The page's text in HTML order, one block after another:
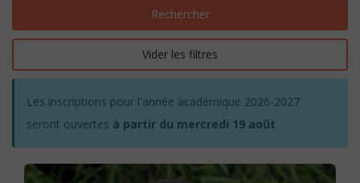
Rechercher
Vider les filtres
Les inscriptions pour l'année académique 2026-2027
seront ouvertes à partir du mercredi 19 août